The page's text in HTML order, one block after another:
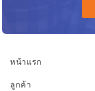
หน้าแรก
ลูกค้า